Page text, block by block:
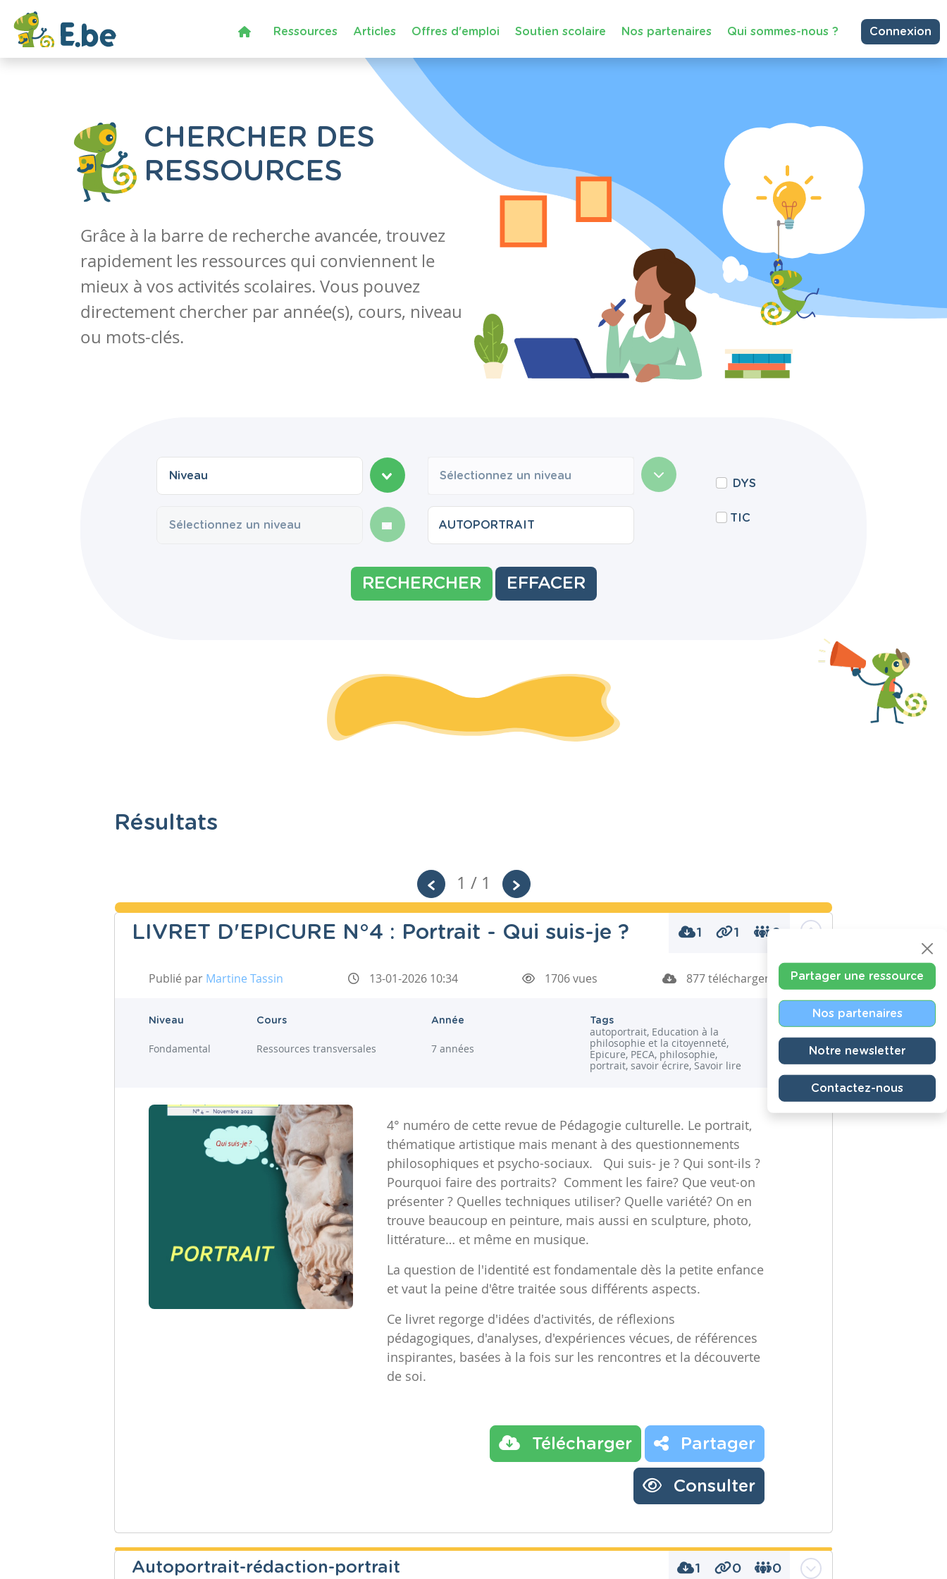
Ressources Articles Offres d'emploi Soutien scolaire Nos partenaires Qui sommes-nous ? Connexion
CHERCHER DES
RESSOURCES
Grâce à la barre de recherche avancée, trouvez
rapidement les ressources qui conviennent le
mieux à vos activités scolaires. Vous pouvez
directement chercher par année(s), cours, niveau
ou mots-clés.
Sélectionnez un niveau
DYS
TIC
RECHERCHER EFFACER
Résultats
1 / 1
LIVRET D'EPICURE N°4 : Portrait - Qui suis-je ? 1 1 0
Publié par Martine Tassin 13-01-2026 10:34 1706 vues 877 téléchargements
Niveau
Fondamental
Cours
Ressources transversales
Année
7 années
Tags
autoportrait, Education à la
philosophie et la citoyenneté,
Epicure, PECA, philosophie,
portrait, savoir écrire, Savoir lire
4° numéro de cette revue de Pédagogie culturelle. Le portrait,
thématique artistique mais menant à des questionnements
philosophiques et psycho-sociaux. Qui suis- je ? Qui sont-ils ?
Pourquoi faire des portraits? Comment les faire? Que veut-on
présenter ? Quelles techniques utiliser? Quelle variété? On en
trouve beaucoup en peinture, mais aussi en sculpture, photo,
littérature… et même en musique.
La question de l'identité est fondamentale dès la petite enfance
et vaut la peine d'être traitée sous différents aspects.
Ce livret regorge d'idées d'activités, de réflexions
pédagogiques, d'analyses, d'expériences vécues, de références
inspirantes, basées à la fois sur les rencontres et la découverte
de soi.
Télécharger Partager
Consulter
Autoportrait-rédaction-portrait 1 0 0
Partager une ressource
Nos partenaires
Notre newsletter
Contactez-nous